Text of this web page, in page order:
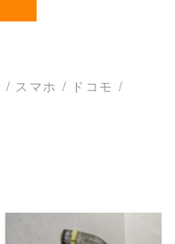
/ スマホ / ドコモ /